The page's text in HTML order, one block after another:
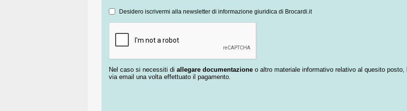
Desidero iscrivermi alla newsletter di informazione giuridica di Brocardi.it
Nel caso si necessiti di allegare documentazione o altro materiale informativo relativo al quesito
via email una volta effettuato il pagamento.